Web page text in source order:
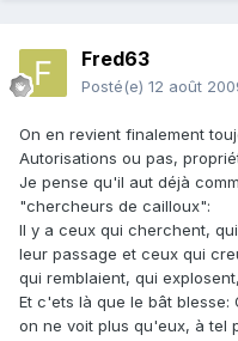
Fred63
Posté(e) 12 août
On en revient finalement
Autorisations ou pas,
Je pense qu'il aut déjà
"chercheurs de cailloux":
Il y a ceux qui cherchent,
leur passage et ceux qui
qui remblaient, qui
Et c'ets là que le bât blesse:
on ne voit plus qu'eux, à tel